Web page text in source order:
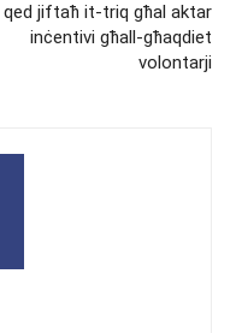
qed jiftaħ it-triq għal aktar
inċentivi għall-għaqdiet
volontarji